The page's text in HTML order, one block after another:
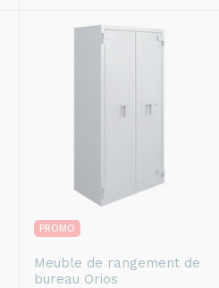
PROMO
Meuble de rangement de
bureau Orios